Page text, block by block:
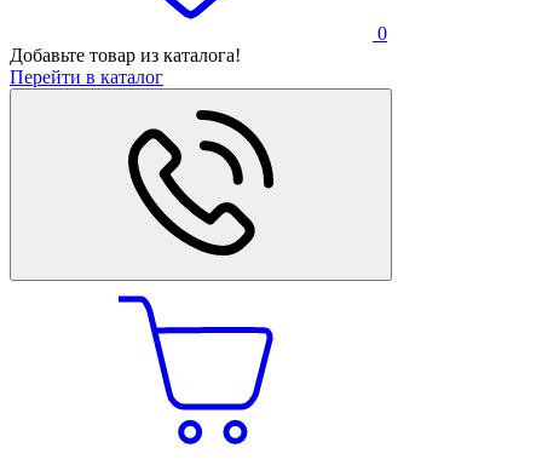
0
Добавьте товар из каталога!
Перейти в каталог